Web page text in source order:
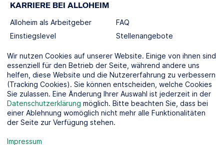
KARRIERE BEI ALLOHEIM
Alloheim als Arbeitgeber
Einstiegslevel
FAQ
Stellenangebote
SOCIAL MEDIA
KOOPERATIONSPARTNER
Wir nutzen Cookies auf unserer Website. Einige von ihnen sind
essenziell für den Betrieb der Seite, während andere uns
helfen, diese Website und die Nutzererfahrung zu verbessern
(Tracking Cookies). Sie können entscheiden, welche Cookies
Sie zulassen. Eine Änderung Ihrer Auswahl ist jederzeit in der
Datenschutzerklärung möglich. Bitte beachten Sie, dass bei
einer Ablehnung womöglich nicht mehr alle Funktionalitäten
der Seite zur Verfügung stehen.
Impressum